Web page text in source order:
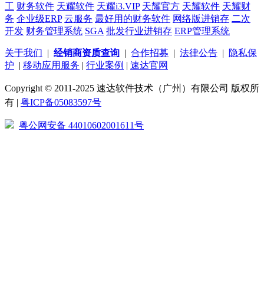
工 财务软件 天耀软件 天耀i3.VIP 天耀官方 天耀软件 天耀财
务 企业级ERP 云服务 最好用的财务软件 网络版进销存 二次
开发 财务管理系统 SGA 批发行业进销存 ERP管理系统
关于我们 | 经销商资质查询 | 合作招募 | 法律公告 |
隐私保
护 | 移动应用服务 | 行业案例 | 速达官网
Copyright © 2011-2025 速达软件技术（广州）有限公司 版权所
有 | 粤ICP备05083597号
粤公网安备 44010602001611号